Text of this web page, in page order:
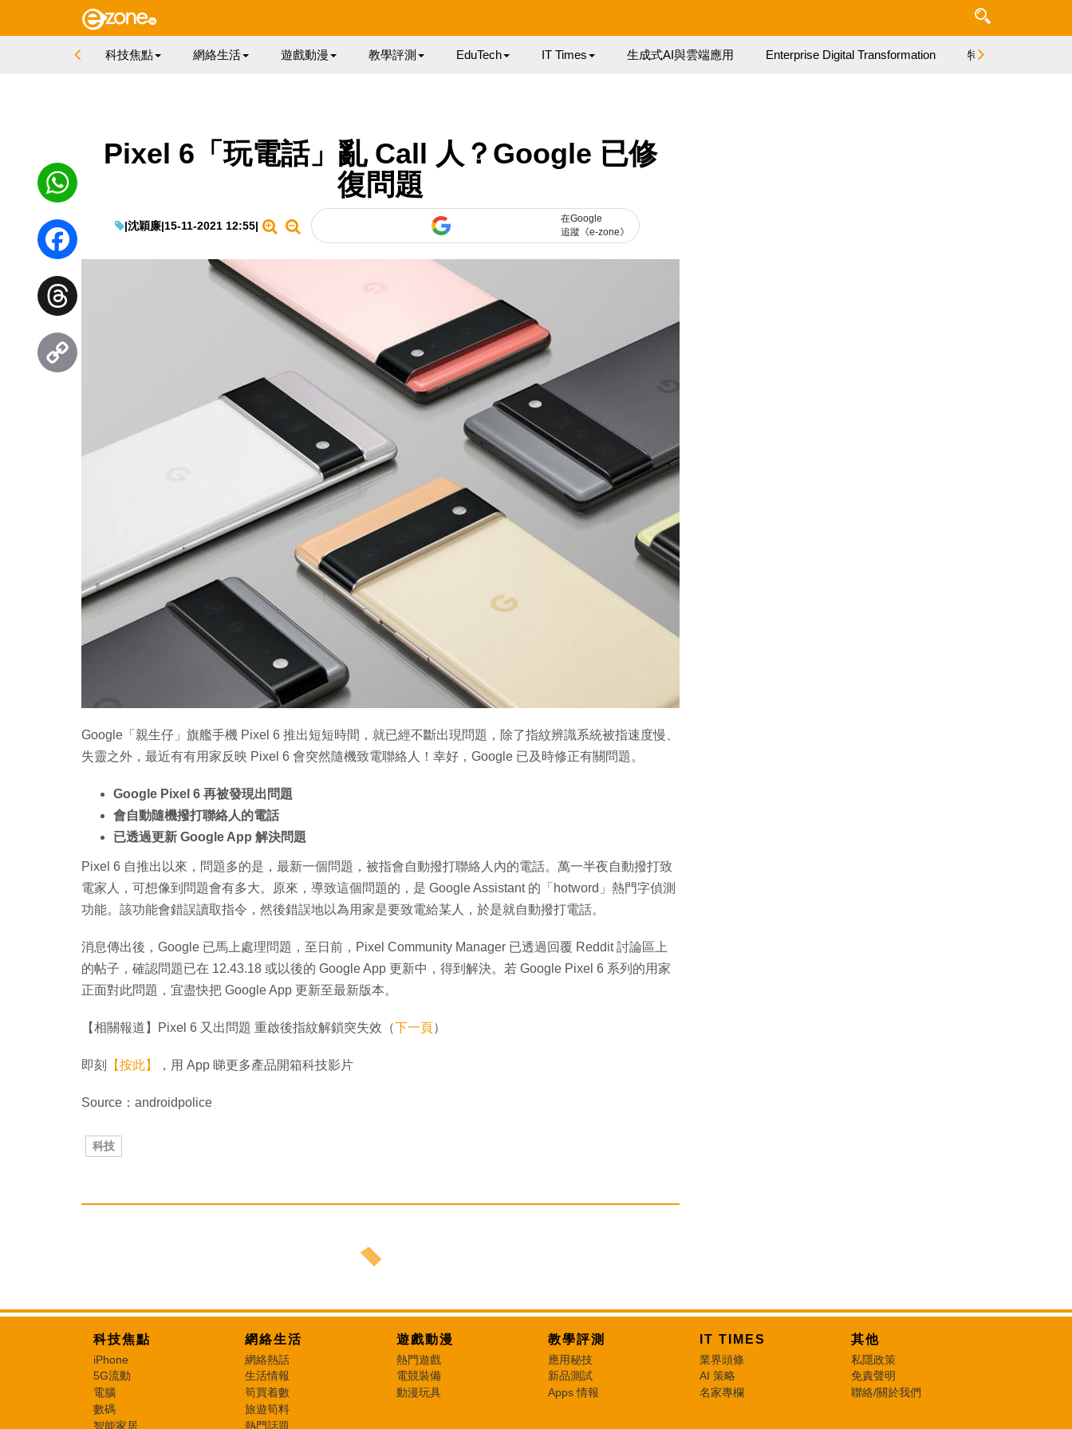
科技焦點 網絡生活 遊戲動漫 教學評測 EduTech IT Times 生成式AI與雲端應用 Enterprise Digital Transformation 特集
Pixel 6「玩電話」亂 Call 人？Google 已修
復問題
|沈穎廉|15-11-2021 12:55|
在Google
追蹤《e-zone》
Google「親生仔」旗艦手機 Pixel 6 推出短短時間，就已經不斷出現問題，除了指紋辨識系統被指速度慢、
失靈之外，最近有有用家反映 Pixel 6 會突然隨機致電聯絡人！幸好，Google 已及時修正有關問題。
Google Pixel 6 再被發現出問題
會自動隨機撥打聯絡人的電話
已透過更新 Google App 解決問題
Pixel 6 自推出以來，問題多的是，最新一個問題，被指會自動撥打聯絡人內的電話。萬一半夜自動撥打致
電家人，可想像到問題會有多大。原來，導致這個問題的，是 Google Assistant 的「hotword」熱門字偵測
功能。該功能會錯誤讀取指令，然後錯誤地以為用家是要致電給某人，於是就自動撥打電話。
消息傳出後，Google 已馬上處理問題，至日前，Pixel Community Manager 已透過回覆 Reddit 討論區上
的帖子，確認問題已在 12.43.18 或以後的 Google App 更新中，得到解決。若 Google Pixel 6 系列的用家
正面對此問題，宜盡快把 Google App 更新至最新版本。
【相關報道】Pixel 6 又出問題 重啟後指紋解鎖突失效（下一頁）
即刻 【按此】 ，用 App 睇更多產品開箱科技影片
Source：androidpolice
科技
WhatsApp
Facebook
Threads
科技焦點
iPhone
5G流動
電腦
數碼
智能家居
網絡生活
網絡熱話
生活情報
筍買着數
旅遊筍料
熱門話題
遊戲動漫
熱門遊戲
電競裝備
動漫玩具
教學評測
應用秘技
新品測試
Apps 情報
IT TIMES
業界頭條
AI 策略
名家專欄
其他
私隱政策
免責聲明
聯絡/關於我們